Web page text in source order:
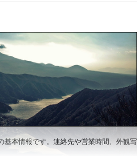
基本情報です。連絡先や営業時間、外観写